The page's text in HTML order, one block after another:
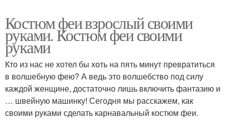
Костюм феи взрослый своими
руками. Костюм феи своими
руками
Кто из нас не хотел бы хоть на пять минут превратиться
в волшебную фею? А ведь это волшебство под силу
каждой женщине, достаточно лишь включить фантазию и
… швейную машинку! Сегодня мы расскажем, как
своими руками сделать карнавальный костюм феи.